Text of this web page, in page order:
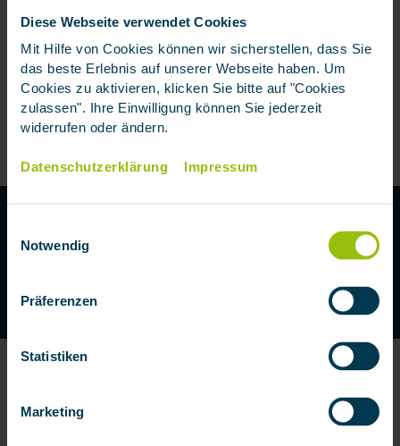
Diese Webseite verwendet Cookies
Mit Hilfe von Cookies können wir sicherstellen, dass Sie
das beste Erlebnis auf unserer Webseite haben. Um
Cookies zu aktivieren, klicken Sie bitte auf "Cookies
zulassen". Ihre Einwilligung können Sie jederzeit
widerrufen oder ändern.
Datenschutzerklärung Impressum
Notwendig
Präferenzen
Statistiken
Marketing
Als Hundebesitzer haften Sie für die Schäden, die Ihr
Hund Dritten gegenüber verursacht. Eine
Hundehaftpflichtversicherung schützt Sie dabei vor
den hohen Schadenersatzansprüchen.
ZUR HUNDEHAFTPFLICHTVERSICHERUNG
Persönliche Beratung gewünscht?
HUNDEHAFTPFLICHTVERSICHERUNG
Weitere Artikel zum Thema